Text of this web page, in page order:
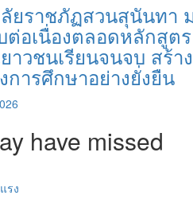
ยราชภัฏสวนสุนันทา
อเนื่องตลอดหลักสูตร
าวชนเรียนจนจบ สร้าง
การศึกษาอย่างยั่งยืน
have missed
รง